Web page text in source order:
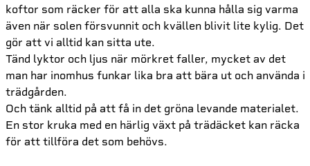
koftor som räcker för att alla ska kunna hålla sig varma
även när solen försvunnit och kvällen blivit lite kylig. Det
gör att vi alltid kan sitta ute.
Tänd lyktor och ljus när mörkret faller, mycket av det
man har inomhus funkar lika bra att bära ut och använda i
trädgården.
Och tänk alltid på att få in det gröna levande materialet.
En stor kruka med en härlig växt på trädäcket kan räcka
för att tillföra det som behövs.